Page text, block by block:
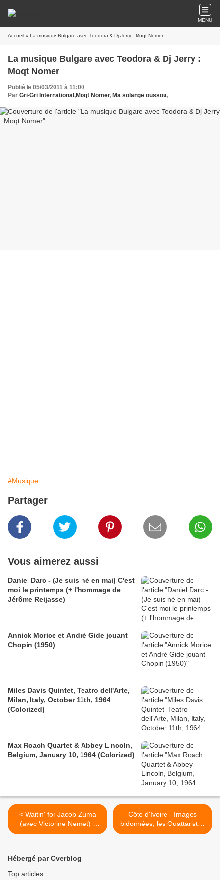
MENU
Accueil » La musique Bulgare avec Teodora & Dj Jerry : Moqt Nomer
La musique Bulgare avec Teodora & Dj Jerry :
Moqt Nomer
Publié le 05/03/2011 à 11:00
Par Gri-Gri International,Moqt Nomer, Ma solange oussou,
#Musique
Partager
Vous aimerez aussi
Daniel Darc - (Je suis né en mai) C'est
moi le printemps (+ l'hommage de
Jérôme Reijasse)
Annick Morice et André Gide jouant
Chopin (1950)
Miles Davis Quintet, Teatro dell'Arte,
Milan, Italy, October 11th, 1964
(Colorized)
Max Roach Quartet & Abbey Lincoln,
Belgium, January 10, 1964 (Colorized)
< Waitin' for Jacob Zuma
(avec Victorine Nemet) -
Paris - IFRI - 3/3/11
Côte d'Ivoire - Images
bidonnées, les Ouattaristes
ne font que singer TF1 >
Hébergé par Overblog
Top articles